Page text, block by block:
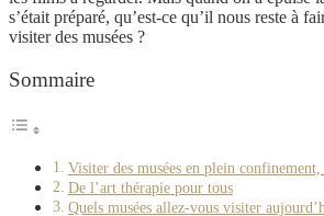
s’était préparé, qu’est-ce qu’il nous reste à
visiter des musées ?
Sommaire
Visiter des musées en plein confinement,
De l’art thérapie pour tous
Quels musées allez-vous visiter